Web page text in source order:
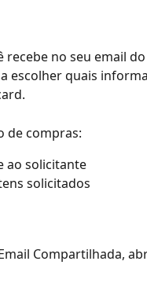
recebe no seu email
escolher quais
de compras:
ao solicitante
solicitados
Compartilhada,